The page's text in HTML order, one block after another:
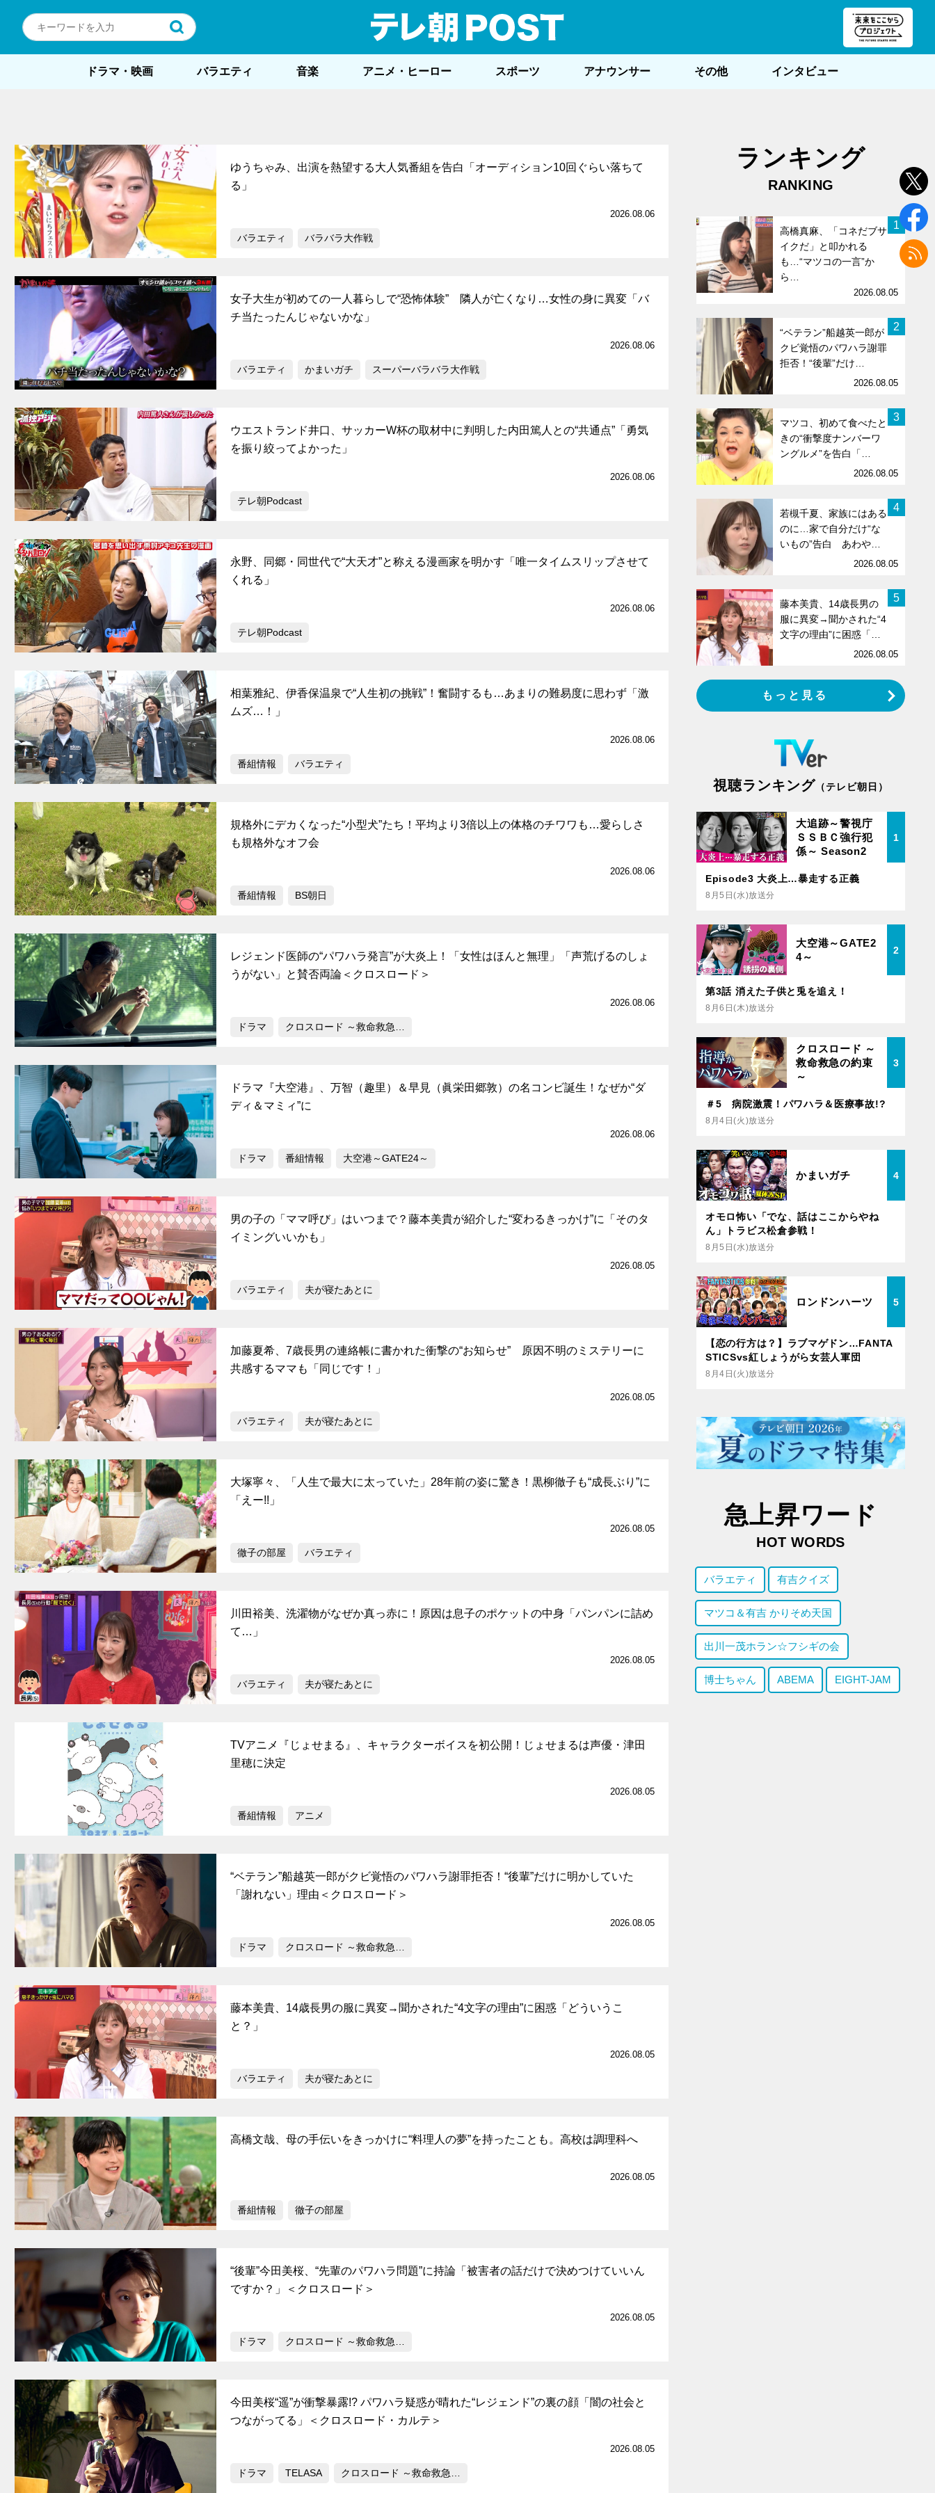
ドラマ・映画 バラエティ 音楽 アニメ・ヒーロー スポーツ アナウンサー その他 インタビュー
ゆうちゃみ、出演を熱望する大人気番組を告白「オーディション10回ぐらい落ちて
る」
2026.08.06
バラエティ バラバラ大作戦
女子大生が初めての一人暮らしで“恐怖体験” 隣人が亡くなり…女性の身に異変「バ
チ当たったんじゃないかな」
2026.08.06
バラエティ かまいガチ スーパーバラバラ大作戦
ウエストランド井口、サッカーW杯の取材中に判明した内田篤人との“共通点”「勇気
を振り絞ってよかった」
2026.08.06
テレ朝Podcast
永野、同郷・同世代で“大天才”と称える漫画家を明かす「唯一タイムスリップさせて
くれる」
2026.08.06
テレ朝Podcast
相葉雅紀、伊香保温泉で“人生初の挑戦”！奮闘するも…あまりの難易度に思わず「激
ムズ…！」
2026.08.06
番組情報 バラエティ
規格外にデカくなった“小型犬”たち！平均より3倍以上の体格のチワワも…愛らしさ
も規格外なオフ会
2026.08.06
番組情報 BS朝日
レジェンド医師の“パワハラ発言”が大炎上！「女性はほんと無理」「声荒げるのしょ
うがない」と賛否両論＜クロスロード＞
2026.08.06
ドラマ クロスロード ～救命救急…
ドラマ『大空港』、万智（趣里）＆早見（眞栄田郷敦）の名コンビ誕生！なぜか“ダ
ディ＆マミィ”に
2026.08.06
ドラマ 番組情報 大空港～GATE24～
男の子の「ママ呼び」はいつまで？藤本美貴が紹介した“変わるきっかけ”に「そのタ
イミングいいかも」
2026.08.05
バラエティ 夫が寝たあとに
加藤夏希、7歳長男の連絡帳に書かれた衝撃の“お知らせ” 原因不明のミステリーに
共感するママも「同じです！」
2026.08.05
バラエティ 夫が寝たあとに
大塚寧々、「人生で最大に太っていた」28年前の姿に驚き！黒柳徹子も“成長ぶり”に
「えー!!」
2026.08.05
徹子の部屋 バラエティ
川田裕美、洗濯物がなぜか真っ赤に！原因は息子のポケットの中身「パンパンに詰め
て…」
2026.08.05
バラエティ 夫が寝たあとに
TVアニメ『じょせまる』、キャラクターボイスを初公開！じょせまるは声優・津田
里穂に決定
2026.08.05
番組情報 アニメ
“ベテラン”船越英一郎がクビ覚悟のパワハラ謝罪拒否！“後輩”だけに明かしていた
「謝れない」理由＜クロスロード＞
2026.08.05
ドラマ クロスロード ～救命救急…
藤本美貴、14歳長男の服に異変→聞かされた“4文字の理由”に困惑「どういうこ
と？」
2026.08.05
バラエティ 夫が寝たあとに
高橋文哉、母の手伝いをきっかけに“料理人の夢”を持ったことも。高校は調理科へ
2026.08.05
番組情報 徹子の部屋
“後輩”今田美桜、“先輩のパワハラ問題”に持論「被害者の話だけで決めつけていいん
ですか？」＜クロスロード＞
2026.08.05
ドラマ クロスロード ～救命救急…
今田美桜“遥”が衝撃暴露!? パワハラ疑惑が晴れた“レジェンド”の裏の顔「闇の社会と
つながってる」＜クロスロード・カルテ＞
2026.08.05
ドラマ TELASA クロスロード ～救命救急…
ランキング
RANKING
1
高橋真麻、「コネだブサ
イクだ」と叩かれる
も…“マツコの一言”か
ら…
2026.08.05
2
“ベテラン”船越英一郎が
クビ覚悟のパワハラ謝罪
拒否！“後輩”だけ…
2026.08.05
3
マツコ、初めて食べたと
きの“衝撃度ナンバーワ
ングルメ”を告白「…
2026.08.05
4
若槻千夏、家族にはある
のに…家で自分だけ“な
いもの”告白 あわや…
2026.08.05
5
藤本美貴、14歳長男の
服に異変→聞かされた“4
文字の理由”に困惑「…
2026.08.05
もっと見る
視聴ランキング （テレビ朝日）
大追跡～警視庁
ＳＳＢＣ強行犯
係～ Season2
1
Episode3 大炎上…暴走する正義
8月5日(水)放送分
大空港～GATE2
4～
2
第3話 消えた子供と兎を追え！
8月6日(木)放送分
クロスロード ～
救命救急の約束
～
3
＃5 病院激震！パワハラ＆医療事故!?
8月4日(火)放送分
かまいガチ 4
オモロ怖い「でな、話はここからやね
ん」トラビス松倉参戦！
8月5日(水)放送分
ロンドンハーツ 5
【恋の行方は？】ラブマゲドン…FANTA
STICSvs紅しょうがら女芸人軍団
8月4日(火)放送分
急上昇ワード
HOT WORDS
バラエティ 有吉クイズ
マツコ＆有吉 かりそめ天国
出川一茂ホラン☆フシギの会
博士ちゃん ABEMA EIGHT-JAM